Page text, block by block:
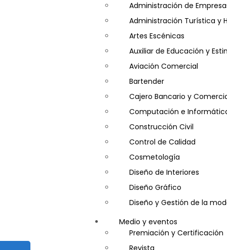
Salud y Psicología
Seguridad
Administración de
Administración Turística y
Artes Escénicas
Auxiliar de Educación y
Aviación Comercial
Bartender
Cajero Bancario y
Computación e
Construcción Civil
Control de Calidad
Cosmetología
Diseño de Interiores
Diseño Gráfico
Diseño y Gestión de la
Entrenador Personal y
Gastronomía
Gestor de Crédito y
Medio y eventos
Premiación y Certificación
Revista